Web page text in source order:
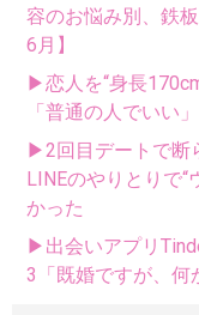
容のお悩み別、鉄
6月】
▶恋人を“身長
「普通の人でいい
▶2回目デートで断
LINEのやりとりで“
かった
▶出会いアプリ
3「既婚ですが、何